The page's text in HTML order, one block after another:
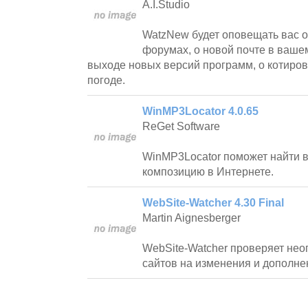
A.I.Studio
WatzNew будет оповещать вас
форумах, о новой почте в
выходе новых версий программ, о
погоде.
WinMP3Locator 4.0.65
ReGet Software
WinMP3Locator поможет
композицию в Интернете.
WebSite-Watcher 4.30 Final
Martin Aignesberger
WebSite-Watcher проверяет
сайтов на изменения и